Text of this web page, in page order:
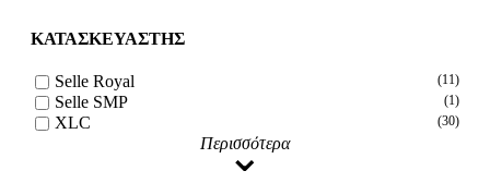
ΚΑΤΑΣΚΕΥΑΣΤΗΣ
Selle Royal (11)
Selle SMP (1)
XLC (30)
Περισσότερα
⌄